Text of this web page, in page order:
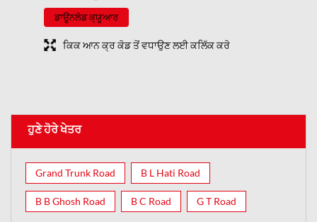
ਡਾਊਨਲੋਡ ਕ੍ਯੂਆਰ
ਕਿਕ ਆਨ ਕ੍ਰ ਕੋਡ ਤੋਂ ਵਧਾਉਣ ਲਈ ਕਲਿੱਕ ਕਰੋ
ਹੁਣੇ ਹੋਰੇ ਖੇਤਰ
Grand Trunk Road B L Hati Road
B B Ghosh Road B C Road G T Road